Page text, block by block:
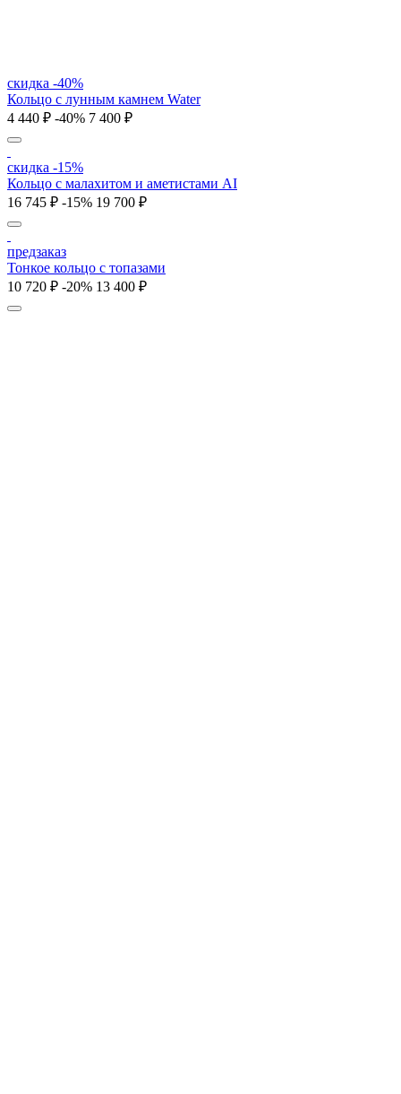
скидка -40%
Кольцо с лунным камнем Water
4 440 ₽ -40% 7 400 ₽
скидка -15%
Кольцо с малахитом и аметистами AI
16 745 ₽ -15% 19 700 ₽
предзаказ
Тонкое кольцо с топазами
10 720 ₽ -20% 13 400 ₽